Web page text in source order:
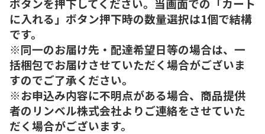
に入れる」ボタン押下時の数量選択は1個で結構
です。
※同一のお届け先・配達希望日等の場合は、一
括梱包でお届けさせていただく場合がございま
すのでご了承ください。
※お申込み内容に不明点がある場合、商品提供
者のリンベル株式会社よりご連絡をさせていた
だく場合がございます。